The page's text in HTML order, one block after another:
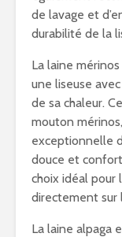
de lavage et
durabilité de la
La laine
une liseuse
de sa chaleur.
mouton
exceptionnelle
douce et
choix idéal
directement sur
La laine alpaga